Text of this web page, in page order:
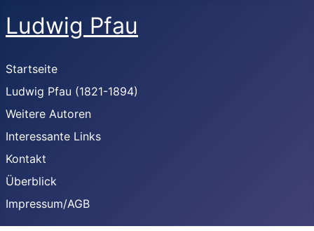
Ludwig Pfau
Startseite
Ludwig Pfau (1821-1894)
Weitere Autoren
Interessante Links
Kontakt
Überblick
Impressum/AGB